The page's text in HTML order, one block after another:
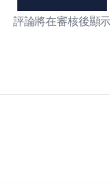
評論將在審核後顯示